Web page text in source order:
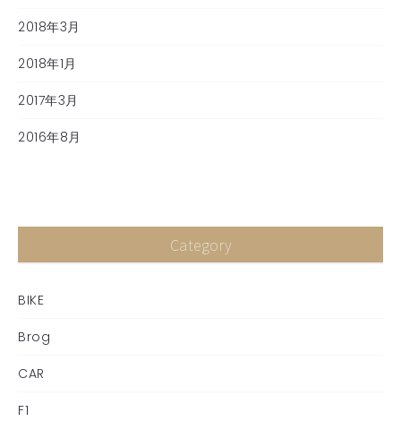
2018年3月
2018年1月
2017年3月
2016年8月
Category
BIKE
Brog
CAR
F1